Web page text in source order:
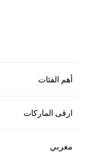
أهم الفئات
ارقى الماركات
مغربي